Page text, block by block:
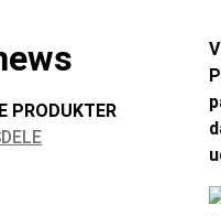
PRODUKTER